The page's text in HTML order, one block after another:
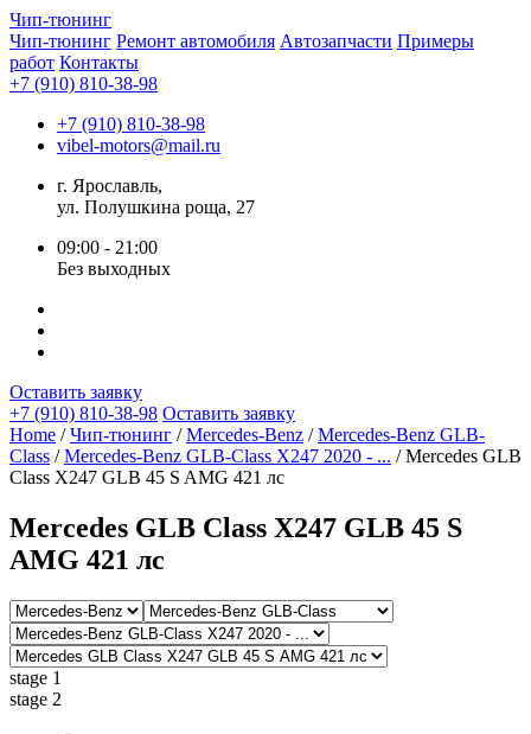
Чип-тюнинг
Чип-тюнинг Ремонт автомобиля Автозапчасти Примеры
работ Контакты
+7 (910) 810-38-98
+7 (910) 810-38-98
vibel-motors@mail.ru
г. Ярославль,
ул. Полушкина роща, 27
09:00 - 21:00
Без выходных
Оставить заявку
+7 (910) 810-38-98 Оставить заявку
Home /Чип-тюнинг /Mercedes-Benz /Mercedes-Benz GLB-
Class /Mercedes-Benz GLB-Class X247 2020 - ... / Mercedes GLB
Class X247 GLB 45 S AMG 421 лс
Mercedes GLB Class X247 GLB 45 S
AMG 421 лс
stage 1
stage 2